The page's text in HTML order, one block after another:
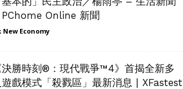
Online 新聞
New Economy
決勝時刻®：現代戰爭™4》首揭全新多
遊戲模式「殺戮區」最新消息 | XFastest